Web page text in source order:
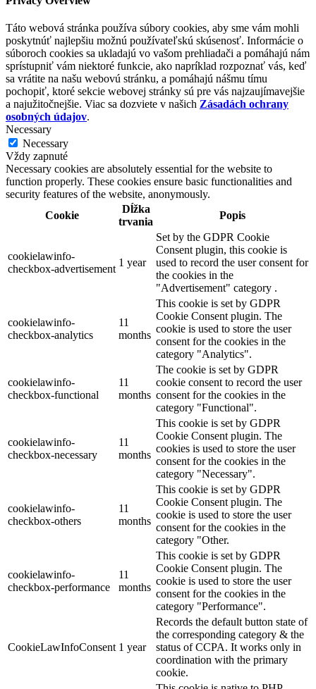
Táto webová stránka používa súbory cookies, aby sme vám mohli
poskytnúť najlepšiu možnú používateľskú skúsenosť. Informácie o
súboroch cookies sa ukladajú vo vašom prehliadači a pomáhajú nám
sprístupniť vám niektoré funkcie, ako napríklad rozpoznať vás, keď
sa vrátite na našu webovú stránku, a pomáhajú nášmu tímu
pochopiť, ktoré sekcie webovej stránky sú pre vás najzaujímavejšie
a najužitočnejšie. Viac sa dozviete v našich Zásadách ochrany
osobných údajov.
Necessary
Necessary
Vždy zapnuté
Necessary cookies are absolutely essential for the website to
function properly. These cookies ensure basic functionalities and
security features of the website, anonymously.
Cookie
Dĺžka
trvania
Popis
cookielawinfo-
checkbox-advertisement
1 year
Set by the GDPR Cookie
Consent plugin, this cookie is
used to record the user consent for
the cookies in the
"Advertisement" category .
cookielawinfo-
checkbox-analytics
11
months
This cookie is set by GDPR
Cookie Consent plugin. The
cookie is used to store the user
consent for the cookies in the
category "Analytics".
cookielawinfo-
checkbox-functional
11
months
The cookie is set by GDPR
cookie consent to record the user
consent for the cookies in the
category "Functional".
cookielawinfo-
checkbox-necessary
11
months
This cookie is set by GDPR
Cookie Consent plugin. The
cookies is used to store the user
consent for the cookies in the
category "Necessary".
cookielawinfo-
checkbox-others
11
months
This cookie is set by GDPR
Cookie Consent plugin. The
cookie is used to store the user
consent for the cookies in the
category "Other.
cookielawinfo-
checkbox-performance
11
months
This cookie is set by GDPR
Cookie Consent plugin. The
cookie is used to store the user
consent for the cookies in the
category "Performance".
CookieLawInfoConsent 1 year
Records the default button state of
the corresponding category & the
status of CCPA. It works only in
coordination with the primary
cookie.